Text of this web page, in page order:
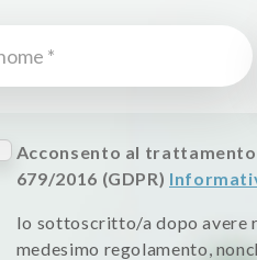
Acconsento al
679/2016 (GDPR)
Io sottoscritto/a dopo avere
medesimo regolamento,